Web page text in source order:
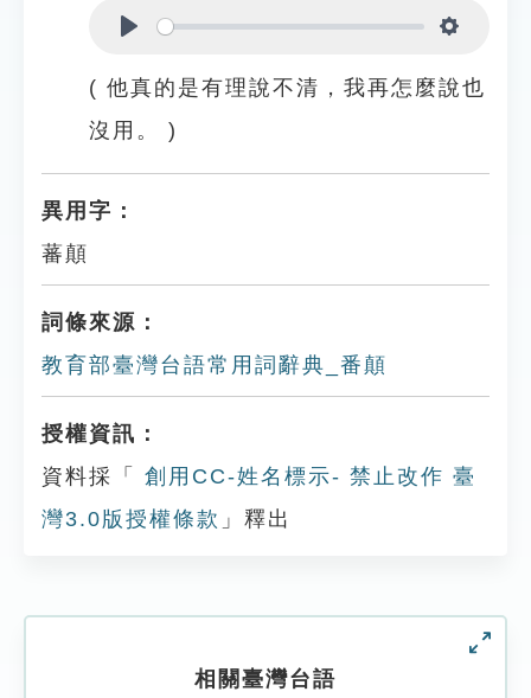
( 他真的是有理說不清，我再怎麼說也
沒用。 )
異用字：
蕃顛
詞條來源：
教育部臺灣台語常用詞辭典_番顛
授權資訊：
資料採「
創用CC-姓名標示- 禁止改作 臺
灣3.0版授權條款 」釋出
相關臺灣台語